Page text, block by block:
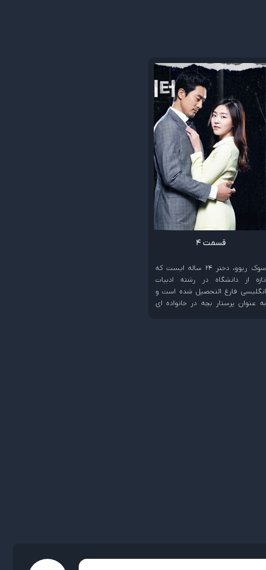
قسمت 4
سوک ریوو، دختر 24 ساله ایست که
تازه از دانشگاه در رشته ادبیات
انگلیسی فارغ التحصیل شده است و
به عنوان پرستار بچه در خانواده ای